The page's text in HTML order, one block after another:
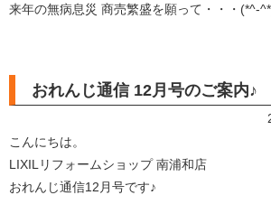
来年の無病息災 商売繁盛を願って・・・(*^-
おれんじ通信 12月号のご案内♪
こんにちは。
LIXILリフォームショップ 南浦和店
おれんじ通信12月号です♪